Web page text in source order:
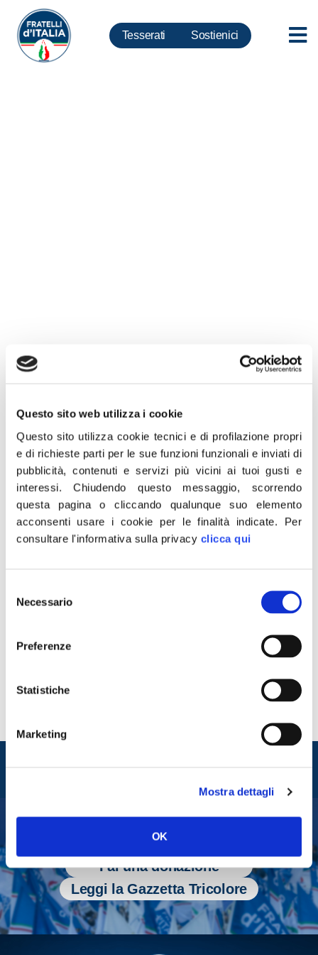
Questo sito web utilizza i cookie
Questo sito utilizza cookie tecnici e di profilazione propri
e di richieste parti per le sue funzioni funzionali e inviati di
pubblicità, contenuti e servizi più vicini ai tuoi gusti e
interessi.Chiudendo questo messaggio, scorrendo
questa pagina o cliccando qualunque suo elemento
acconsenti usare i cookie per le finalità indicate. Per
consultare l'informativa sulla privacy clicca qui
delNecessario
Preferenze
Statistiche
Marketing
Mostra dettagli
OK
Tesserati Sostienici
7 Dicembre 2020
«Genitori e figli che abitano in comuni a pochi km di
distanza non potranno incontrarsi a Natale, mentre se
sei clandestino potrai sbarcare tranquillamente
arrivando da un altro continente. Ma davvero questo
governo non capisce l’illogicità e i controsensi dei suoi
provvedimenti?»
Meloni
Tesserati
Fai una donazione
Leggi la Gazzetta Tricolore